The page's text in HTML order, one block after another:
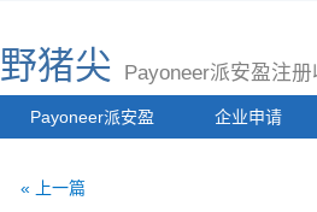
野猪尖 Payoneer派安盈注
Payoneer派安盈 企业申请
« 上一篇